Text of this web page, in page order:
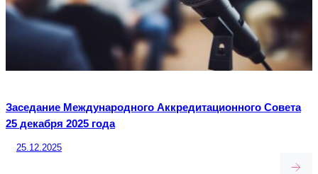
Заседание Международного Аккредитационного Совета
25 декабря 2025 года
25.12.2025